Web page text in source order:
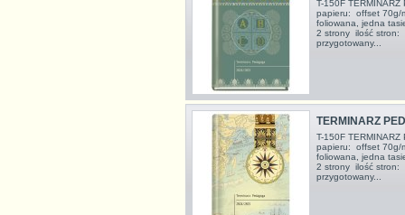
T-150F
papieru: offset 70g/
foliowana, jedna
2 strony ilość
przygotowany...
TERMINARZ
T-150F
papieru: offset 70g/
foliowana, jedna
2 strony ilość
przygotowany...